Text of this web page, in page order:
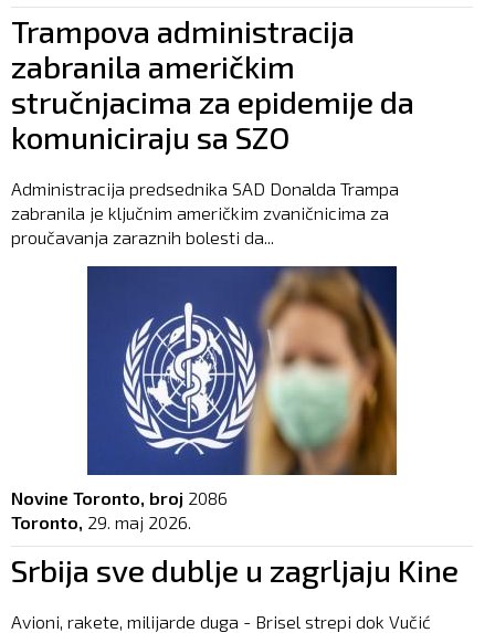
Trampova administracija
zabranila američkim
stručnjacima za epidemije da
komuniciraju sa SZO
Administracija predsednika SAD Donalda Trampa
zabranila je ključnim američkim zvaničnicima za
proučavanja zaraznih bolesti da...
Novine Toronto, broj 2086
Toronto, 29. maj 2026.
Srbija sve dublje u zagrljaju Kine
Avioni, rakete, milijarde duga - Brisel strepi dok Vučić